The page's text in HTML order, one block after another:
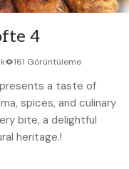
4
161 Görüntüleme
presents a taste of
spices, and culinary
bite, a delightful
heritage.!